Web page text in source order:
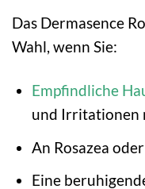
Das Dermasence
Wahl, wenn Sie:
Empfindliche
und Irritationen
An Rosazea
Eine